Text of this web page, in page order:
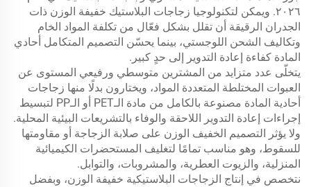
٢٠٢٦. ويمكن لتكنولوجيا زجاجات البلاستيك خفيفة الوزن ذات
الجدران الرقيقة أن تقلل بشكل فعّال من تكلفة المواد الخام
وتكاليف الشحن اللوجستي، بينما يحسّن التصميم المتكامل أحادي
المادة كفاءة إعادة التدوير إلى حدٍ كبير.
يتخلّى عدد متزايد من المشترين متوسطي ورفيعي المستوى عن
العبوات المختلطة المتعددة المواد، ويختارون بدلًا منها زجاجات
أحادية المادة مصنوعة بالكامل من مادة الـPET أو الـPP لتبسيط
إجراءات إعادة التدوير اللاحقة والوفاء بالتشريعات البيئية المحلية.
ولا يؤثر التصميم الخفيف الوزن على صلابة الزجاجة أو مقاومتها
للسقوط، وهو مناسب تمامًا لتغليف المستحضرات الكيميائية
المنزلية، والزيوت العطرية، والمشروبات، والتوابل.
نتخصص في إنتاج الزجاجات البلاستيكية خفيفة الوزن، وبفضل